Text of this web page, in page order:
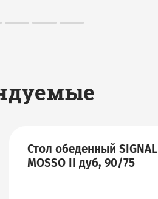
Стол обеденный SIGNAL
MOSSO II дуб, 90/75